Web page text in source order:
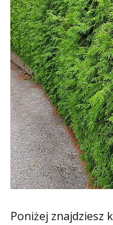
Poniżej znajdziesz